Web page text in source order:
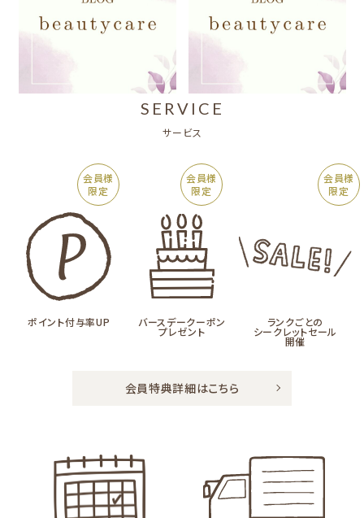
beautycare ブログ beautycare ブログ
SERVICE
サービス
会員様
限定
ポイント付与率UP
会員様
限定
バースデークーポン
プレゼント
会員様
限定
ランクごとの
シークレットセール
開催
会員特典詳細はこちら